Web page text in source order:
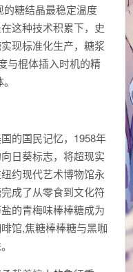
的糖结晶最稳定温度
这种技术积累下，史
现标准化生产，糖浆
与棍体插入时机的精
的国民记忆，1958年
日葵标志，将超现实
约现代艺术博物馆永
成了从零食到文化符
的青梅味棒棒糖成为
馆,焦糖棒棒糖与黑咖